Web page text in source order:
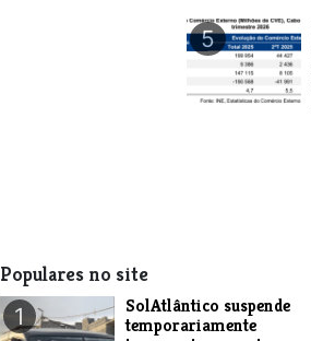
5
Populares no site
1
SolAtlântico suspende
temporariamente